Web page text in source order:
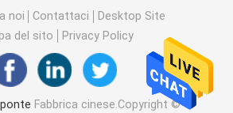
piattaforma
noi Contattaci
Desktop Site
del sito
Privacy Policy
Fabbrica cinese.Copyright ©